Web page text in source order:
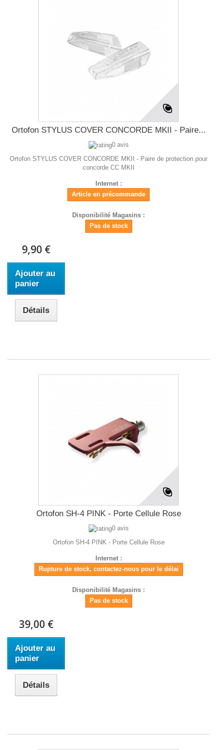
Ortofon STYLUS COVER CONCORDE MKII - Paire...
0 avis
Ortofon STYLUS COVER CONCORDE MKII - Paire de protection pour
concorde CC MKII
Internet :
Article en précommande
Disponibilité Magasins :
Pas de stock
9,90 €
Ajouter au
panier
Détails
Ortofon SH-4 PINK - Porte Cellule Rose
0 avis
Ortofon SH-4 PINK - Porte Cellule Rose
Internet :
Rupture de stock, contactez-nous pour le délai
Disponibilité Magasins :
Pas de stock
39,00 €
Ajouter au
panier
Détails